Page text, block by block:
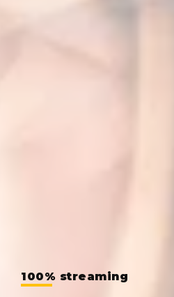
100% streaming